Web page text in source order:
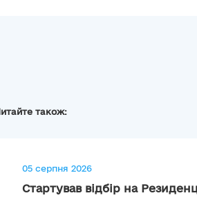
також:
05 серпня 2026
Стартував відбір на